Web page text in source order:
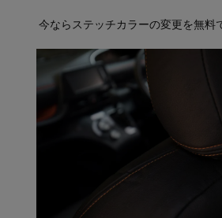
今ならステッチカラーの変更を無料